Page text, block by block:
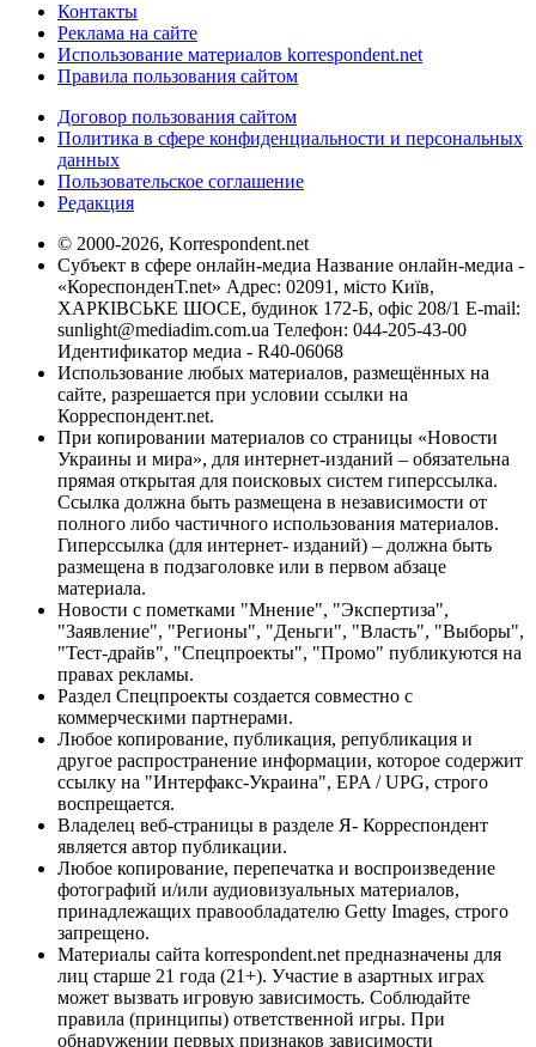
Контакты
Реклама на сайте
Использование материалов korrespondent.net
Правила пользования сайтом
Договор пользования сайтом
Политика в сфере конфиденциальности и персональных
данных
Пользовательское соглашение
Редакция
© 2000-2026, Korrespondent.net
Субъект в сфере онлайн-медиа Название онлайн-медиа -
«КореспонденТ.net» Адрес: 02091, місто Київ,
ХАРКІВСЬКЕ ШОСЕ, будинок 172-Б, офіс 208/1 E-mail:
sunlight@mediadim.com.ua Телефон: 044-205-43-00
Идентификатор медиа - R40-06068
Использование любых материалов, размещённых на
сайте, разрешается при условии ссылки на
Корреспондент.net.
При копировании материалов со страницы «Новости
Украины и мира», для интернет-изданий – обязательна
прямая открытая для поисковых систем гиперссылка.
Ссылка должна быть размещена в независимости от
полного либо частичного использования материалов.
Гиперссылка (для интернет- изданий) – должна быть
размещена в подзаголовке или в первом абзаце
материала.
Новости с пометками "Мнение", "Экспертиза",
"Заявление", "Регионы", "Деньги", "Власть", "Выборы",
"Тест-драйв", "Спецпроекты", "Промо" публикуются на
правах рекламы.
Раздел Спецпроекты создается совместно с
коммерческими партнерами.
Любое копирование, публикация, републикация и
другое распространение информации, которое содержит
ссылку на "Интерфакс-Украина", EPA / UPG, строго
воспрещается.
Владелец веб-страницы в разделе Я- Корреспондент
является автор публикации.
Любое копирование, перепечатка и воспроизведение
фотографий и/или аудиовизуальных материалов,
принадлежащих правообладателю Getty Images, строго
запрещено.
Материалы сайта korrespondent.net предназначены для
лиц старше 21 года (21+). Участие в азартных играх
может вызвать игровую зависимость. Соблюдайте
правила (принципы) ответственной игры. При
обнаружении первых признаков зависимости